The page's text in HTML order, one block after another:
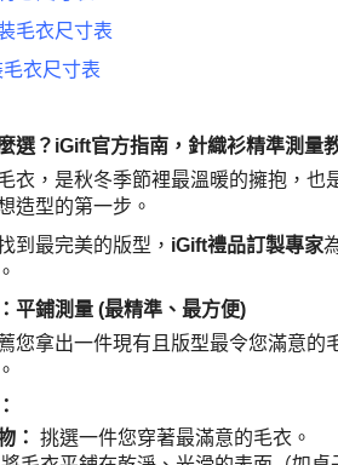
毛衣尺寸表
毛衣尺寸表
選？iGift官方指南，針織衫精準測量
衣，是秋冬季節裡最溫暖的擁抱，
造型的第一步。
到最完美的版型， iGift禮品訂製專家
平鋪測量 (最精準、最方便)
您拿出一件現有且版型最令您滿意
： 挑選一件您穿著最滿意的毛衣。